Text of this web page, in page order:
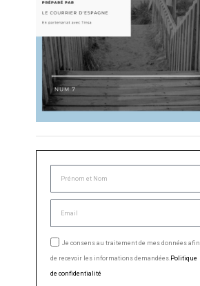
Je consens au traitement de mes données afin
de recevoir les informations demandées. Politique
de confidentialité